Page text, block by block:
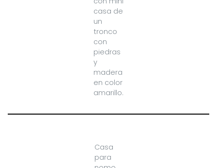
casa de
un
tronco
con
piedras
y
madera
en color
amarillo.
Casa
para